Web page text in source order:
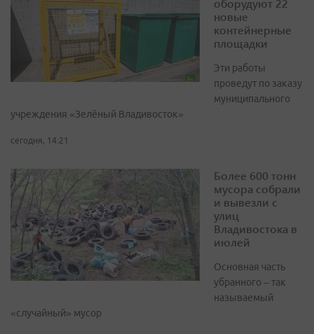
оборудуют 22
новые
контейнерные
площадки
Эти работы
проведут по заказу
муниципального
учреждения «Зелёный Владивосток»
сегодня, 14:21
Более 600 тонн
мусора собрали
и вывезли с
улиц
Владивостока в
июлей
Основная часть
убранного – так
называемый
«случайный» мусор